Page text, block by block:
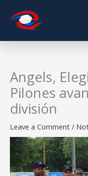
Angels,
Pilones
división
Leave a Comment /